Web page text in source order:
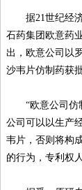
据21世纪经济
石药集团欧意药
出，欧意公司以
沙韦片仿制药获批
“欧意公司仿制
公司可以以生产
韦片，否则将构
的行为，专利权